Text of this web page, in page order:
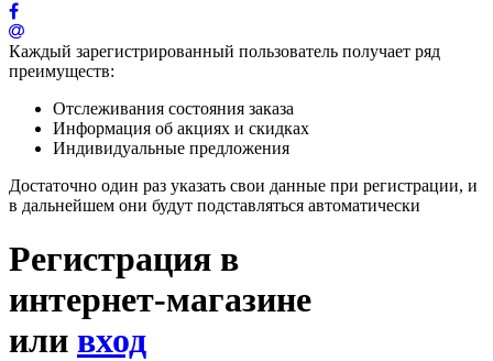
Каждый зарегистрированный пользователь получает ряд
преимуществ:
Отслеживания состояния заказа
Информация об акциях и скидках
Индивидуальные предложения
Достаточно один раз указать свои данные при регистрации, и
в дальнейшем они будут подставляться автоматически
Регистрация в
интернет-магазине
или вход